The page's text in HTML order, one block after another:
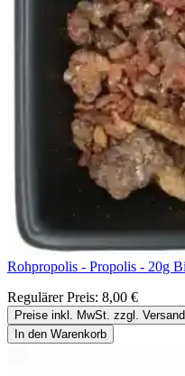
Rohpropolis - Propolis - 20g
Regulärer Preis: 8,00 €
Preise inkl. MwSt. zzgl.
In den Warenkorb